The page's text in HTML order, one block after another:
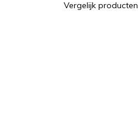
Vergelijk producten